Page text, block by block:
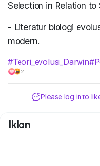
Selection in Relation to
- Literatur biologi
modern.
#Teori_evolusi_Darwin
2
Please log in to
Iklan